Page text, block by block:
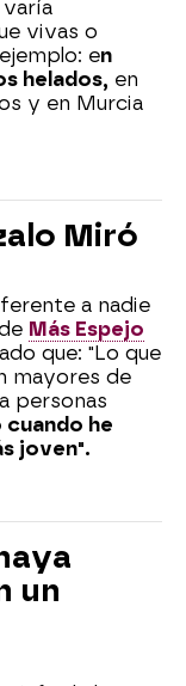
vivas o
en
helados, en
y en Murcia
Miró
a nadie
Más Espejo
que: "Lo que
mayores de
personas
cuando he
joven".
un